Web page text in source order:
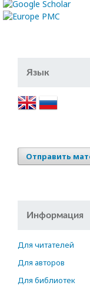
Язык
Отправить
Информация
Для читателей
Для авторов
Для библиотек